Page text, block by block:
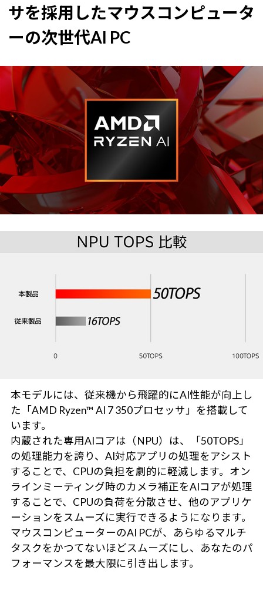
サを採用したマウスコンピュータ
ーの次世代AI PC
本モデルには、従来機から飛躍的にAI性能が向上し
た「AMD Ryzen™ AI 7 350プロセッサ」を搭載して
います。
内蔵された専用AIコアは（NPU）は、「50TOPS」
の処理能力を誇り、AI対応アプリの処理をアシスト
することで、CPUの負担を劇的に軽減します。オン
ラインミーティング時のカメラ補正をAIコアが処理
することで、CPUの負荷を分散させ、他のアプリケ
ーションをスムーズに実行できるようになります。
マウスコンピューターのAI PCが、あらゆるマルチ
タスクをかつてないほどスムーズにし、あなたのパ
フォーマンスを最大限に引き出します。